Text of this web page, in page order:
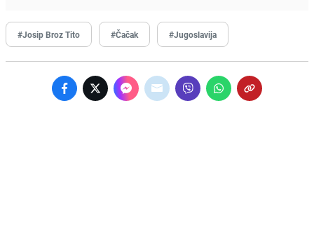
#Josip Broz Tito #Čačak #Jugoslavija